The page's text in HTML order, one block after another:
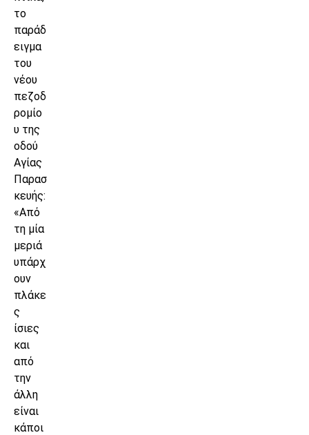
το
παράδ
ειγμα
του
νέου
πεζοδ
ρομίο
υ της
οδού
Αγίας
Παρασ
κευής:
«Από
τη μία
μεριά
υπάρχ
ουν
πλάκε
ς
ίσιες
και
από
την
άλλη
είναι
κάποι